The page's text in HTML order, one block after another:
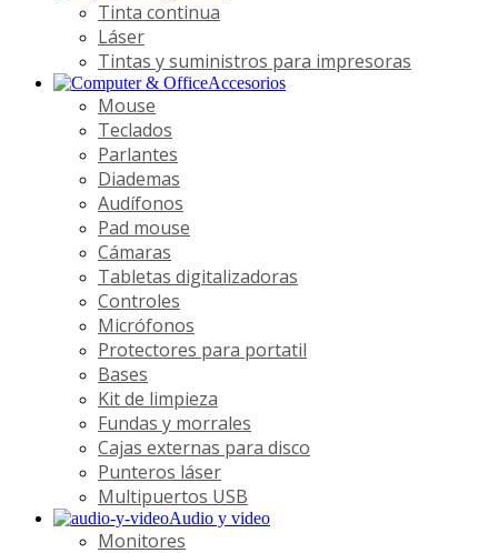
Tinta continua
Láser
Tintas y suministros para impresoras
Accesorios
Mouse
Teclados
Parlantes
Diademas
Audífonos
Pad mouse
Cámaras
Tabletas digitalizadoras
Controles
Micrófonos
Protectores para portatil
Bases
Kit de limpieza
Fundas y morrales
Cajas externas para disco
Punteros láser
Multipuertos USB
Audio y video
Monitores